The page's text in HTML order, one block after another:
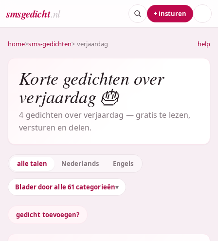
smsgedicht.nl + insturen
home>sms-gedichten> verjaardag help
Korte gedichten over
verjaardag 🎂
4 gedichten over verjaardag — gratis te lezen,
versturen en delen.
alle talen Nederlands Engels
Blader door alle 61 categorieën
gedicht toevoegen?